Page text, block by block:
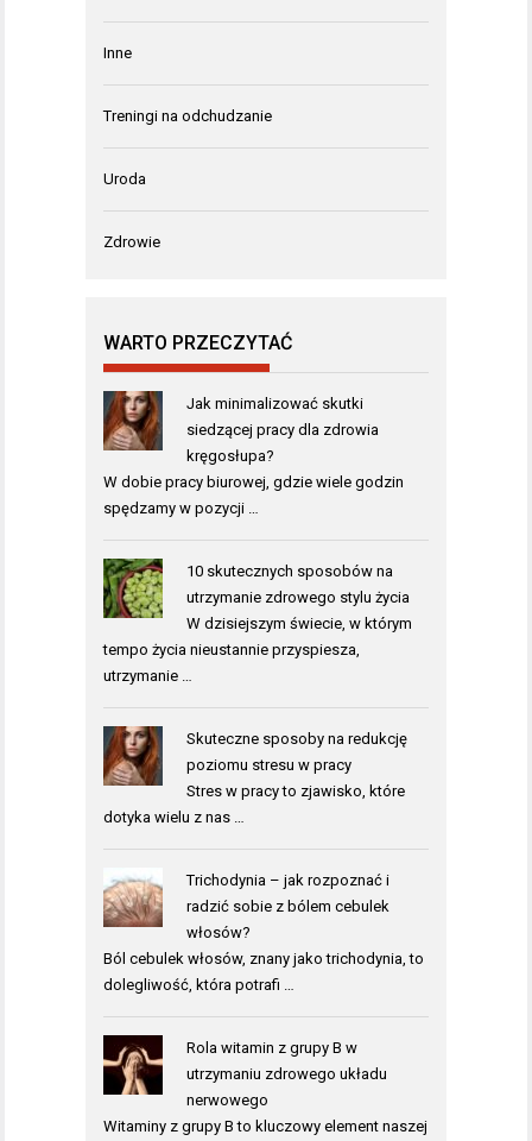
Inne
Treningi na odchudzanie
Uroda
Zdrowie
WARTO PRZECZYTAĆ
Jak minimalizować skutki
siedzącej pracy dla zdrowia
kręgosłupa?
W dobie pracy biurowej, gdzie wiele godzin
spędzamy w pozycji …
10 skutecznych sposobów na
utrzymanie zdrowego stylu życia
W dzisiejszym świecie, w którym
tempo życia nieustannie przyspiesza,
utrzymanie …
Skuteczne sposoby na redukcję
poziomu stresu w pracy
Stres w pracy to zjawisko, które
dotyka wielu z nas …
Trichodynia – jak rozpoznać i
radzić sobie z bólem cebulek
włosów?
Ból cebulek włosów, znany jako trichodynia, to
dolegliwość, która potrafi …
Rola witamin z grupy B w
utrzymaniu zdrowego układu
nerwowego
Witaminy z grupy B to kluczowy element naszej